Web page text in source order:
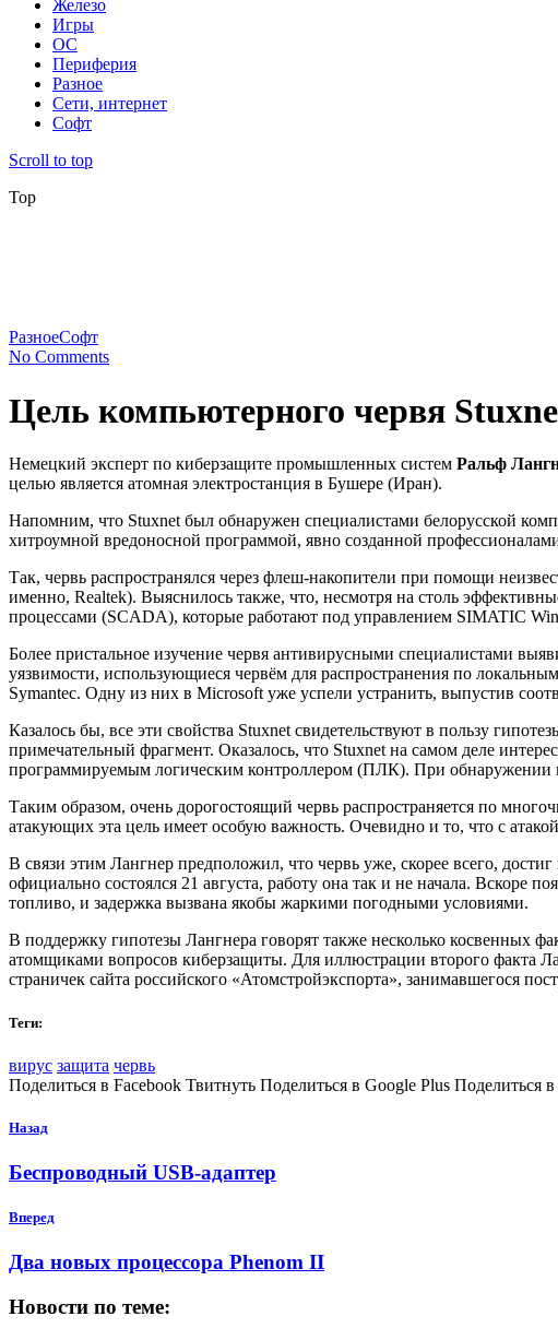
Железо
Игры
ОС
Периферия
Разное
Сети, интернет
Софт
Scroll to top
Top
РазноеСофт
No Comments
Цель компьютерного червя
Немецкий эксперт по киберзащите промышленных систем Ральф
целью является атомная электростанция в Бушере (Иран).
Напомним, что Stuxnet был обнаружен специалистами белорусской
хитроумной вредоносной программой, явно созданной
Так, червь распространялся через флеш-накопители при помощи
именно, Realtek). Выяснилось также, что, несмотря на столь
процессами (SCADA), которые работают под управлением SIMATIC
Более пристальное изучение червя антивирусными специалистами
уязвимости, использующиеся червём для распространения по локальным
Symantec. Одну из них в Microsoft уже успели устранить, выпустив
Казалось бы, все эти свойства Stuxnet свидетельствуют в пользу
примечательный фрагмент. Оказалось, что Stuxnet на самом деле
программируемым логическим контроллером (ПЛК). При обнаружении
Таким образом, очень дорогостоящий червь распространяется по
атакующих эта цель имеет особую важность. Очевидно и то, что с
В связи этим Лангнер предположил, что червь уже, скорее всего,
официально состоялся 21 августа, работу она так и не начала.
топливо, и задержка вызвана якобы жаркими погодными условиями.
В поддержку гипотезы Лангнера говорят также несколько косвенных
атомщиками вопросов киберзащиты. Для иллюстрации второго факта
страничек сайта российского «Атомстройэкспорта», занимавшегося
Теги:
вирус защита червь
Поделиться в Facebook Твитнуть Поделиться в Google Plus Поделиться
Назад
Беспроводный USB-адаптер
Вперед
Два новых процессора Phenom II
Новости по теме: